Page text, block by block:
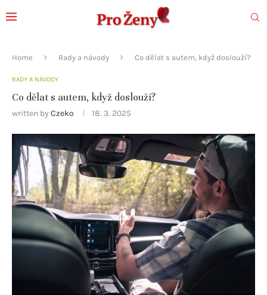
Home Rady a návody Co dělat s autem, když doslouží?
RADY A NÁVODY
Co dělat s autem, když doslouží?
written by Czeko 18. 3. 2025